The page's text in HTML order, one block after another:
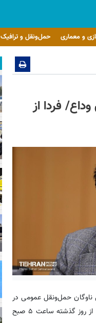
و معماری حمل‌ونقل و ترافیک
آیین وداع/ فردا از
ناوگان حمل‌ونقل عمومی در
دومین روز مراسم وداع، اظهار کرد: دومین روز وداع در حال سپری شدن است و همکاران ما در مجموعه متروی تهران از روز گذشته ساعت ۵ صبح